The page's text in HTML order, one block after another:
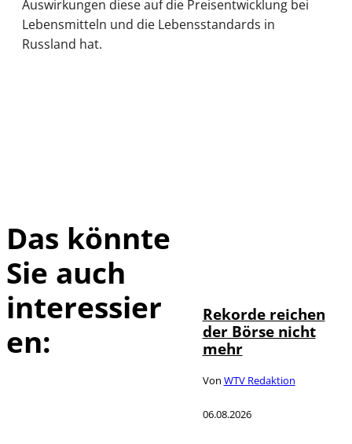
Auswirkungen diese auf die Preisentwicklung bei
Lebensmitteln und die Lebensstandards in
Russland hat.
Das könnte
Sie auch
interessier
en:
Rekorde reichen
der Börse nicht
mehr
Von WTV Redaktion
06.08.2026